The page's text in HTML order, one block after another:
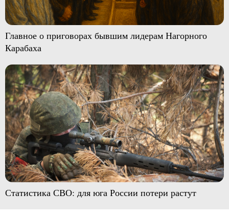
Главное о приговорах бывшим лидерам Нагорного
Карабаха
Статистика СВО: для юга России потери растут